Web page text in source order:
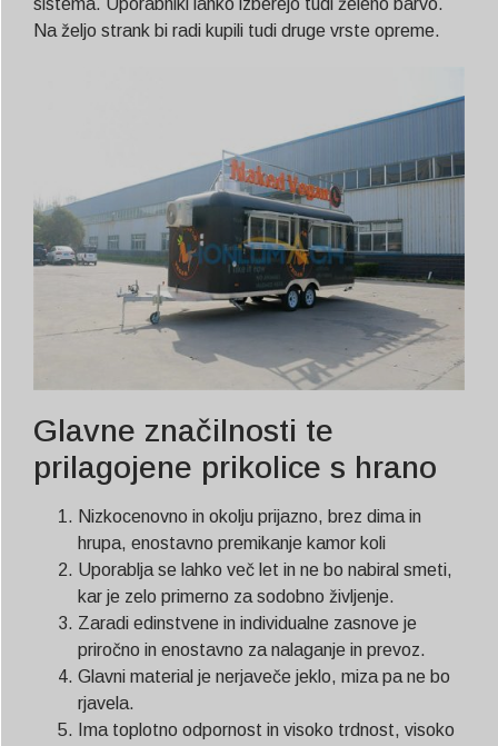
sistema. Uporabniki lahko izberejo tudi želeno barvo.
Na željo strank bi radi kupili tudi druge vrste opreme.
Glavne značilnosti te
prilagojene prikolice s hrano
Nizkocenovno in okolju prijazno, brez dima in
hrupa, enostavno premikanje kamor koli
Uporablja se lahko več let in ne bo nabiral smeti,
kar je zelo primerno za sodobno življenje.
Zaradi edinstvene in individualne zasnove je
priročno in enostavno za nalaganje in prevoz.
Glavni material je nerjaveče jeklo, miza pa ne bo
rjavela.
Ima toplotno odpornost in visoko trdnost, visoko